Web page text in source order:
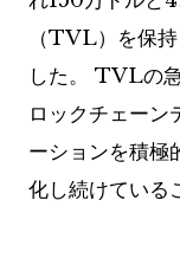
（TVL）を保
した。 TVLの
ロックチェーン
ーションを積
化し続けている